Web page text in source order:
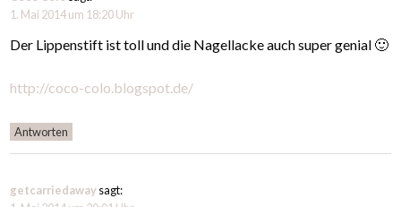
1. Mai 2014 um 18:20 Uhr
Der Lippenstift ist toll und die Nagellacke auch super genial 🙂
http://coco-colo.blogspot.de/
Antworten
getcarriedawaysagt: